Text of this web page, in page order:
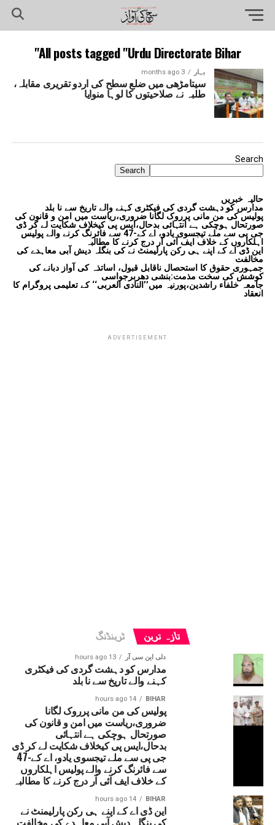
All posts tagged "Urdu Directorate Bihar"
بہار 3 months ago
سیتامڑھی میں ضلع سطح کی اردو تقریری مقابلہ،
طلبہ نے صلاحیتوں کا لوہا منوایا
Search
Search
حالیہ خبریں
مدارس کو دہشت گردی کی فیکٹری کہنے والے تاریخ سے نا بلد
پولیس کی من مانی پرروک لگانا ضروری،ریاست میں امن و قانون کی
صورتحال ہوچکی ہے انتہائی بدحال،ایس پی کیخلاف شکایت لے کر ڈی
جی پی سے ملے تیجسوی یادو، اے کے-47 سے فائرنگ کرنے والے پولیس
اہلکاروں کے خلاف ایف آئی آر درج کرنے کا مطالبہ
این ڈی اے کے اپنے ہی رکن پارلیمنٹ نے کی بنگلہ دیش آبی معاہدے کی
مخالفت
جمہوری حقوق کا استحصال ناقابل قبول، اساتذہ کی آواز دبانے کی
کوشش کی سخت مذمت:بنشی دھربرجواسی
جامعہ خلفاء راشدین،پورنیہ میں’’النادی العربی‘‘ کے تعلیمی پروگرام کا
انعقاد
ADVERTISEMENT
تازہ ترین ٹرینڈنگ
دلی این سی آر 13 hours ago
مدارس کو دہشت گردی کی فیکٹری
کہنے والے تاریخ سے نا بلد
BIHAR
14 hours ago
پولیس کی من مانی پرروک لگانا
ضروری،ریاست میں امن و قانون کی
صورتحال ہوچکی ہے انتہائی
بدحال،ایس پی کیخلاف شکایت لے کر ڈی
جی پی سے ملے تیجسوی یادو، اے کے-47
سے فائرنگ کرنے والے پولیس اہلکاروں
کے خلاف ایف آئی آر درج کرنے کا مطالبہ
BIHAR
14 hours ago
این ڈی اے کے اپنے ہی رکن پارلیمنٹ نے
کی بنگلہ دیش آبی معاہدے کی مخالفت